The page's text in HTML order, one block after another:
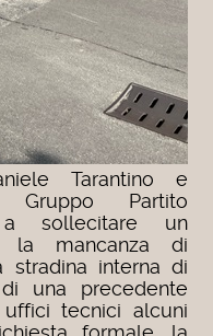
Tarantino e
Partito
a sollecitare un
la mancanza di
stradina interna di
una precedente
tecnici alcuni